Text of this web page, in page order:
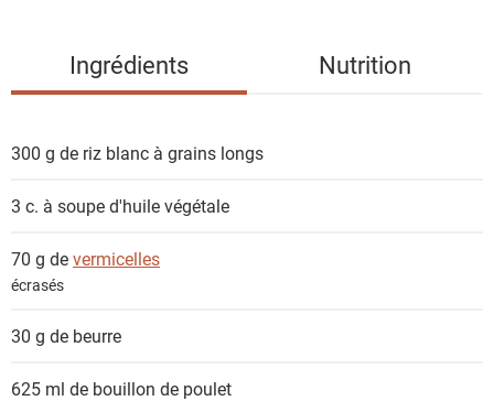
Ingrédients Nutrition
300 g de riz blanc à grains longs
3 c. à souped'huile végétale
70 g devermicelles
écrasés
30 g de beurre
625 ml de bouillon de poulet